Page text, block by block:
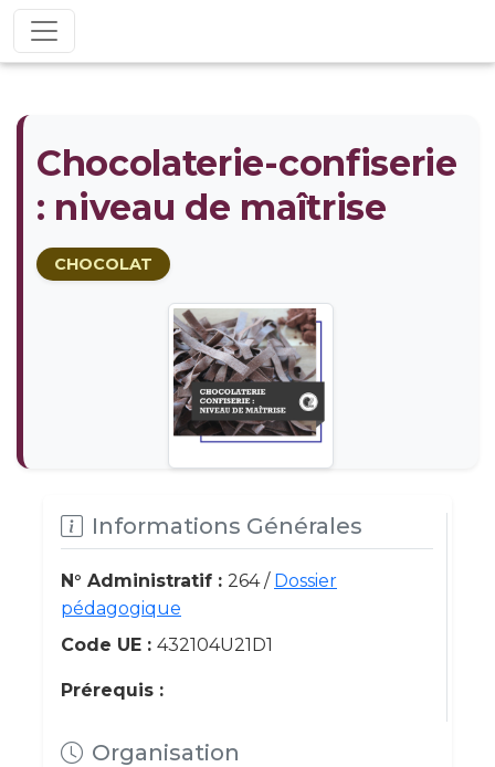
Chocolaterie-confiserie
: niveau de maîtrise
CHOCOLAT
Informations Générales
N° Administratif : 264 / Dossier
pédagogique
Code UE : 432104U21D1
Prérequis :
Organisation